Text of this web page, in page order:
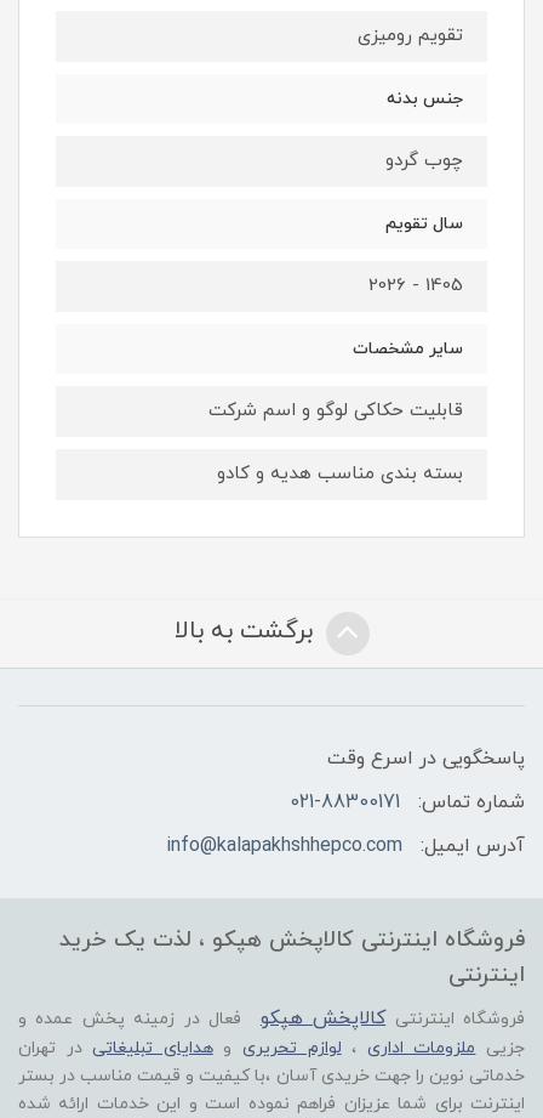
تقویم رومیزی
جنس بدنه
چوب گردو
سال تقویم
1405 - 2026
سایر مشخصات
قابلیت حکاکی لوگو و اسم شرکت
بسته بندی مناسب هدیه و کادو
برگشت به بالا
پاسخگویی در اسرع وقت
شماره تماس:
021-88300171
آدرس ایمیل:
info@kalapakhshhepco.com
فروشگاه اینترنتی کالاپخش هپکو ، لذت یک خرید
اینترنتی
فروشگاه اینترنتی کالاپخش هپکو
فعال در زمینه پخش عمده و
جزییملزومات اداری ،لوازم تحریری وهدایای تبلیغاتیدر تهران
خدماتی نوین را جهت خریدی آسان ،با کیفیت و قیمت مناسب در بستر
اینترنت برای شما عزیزان فراهم نموده است و این خدمات ارائه شده